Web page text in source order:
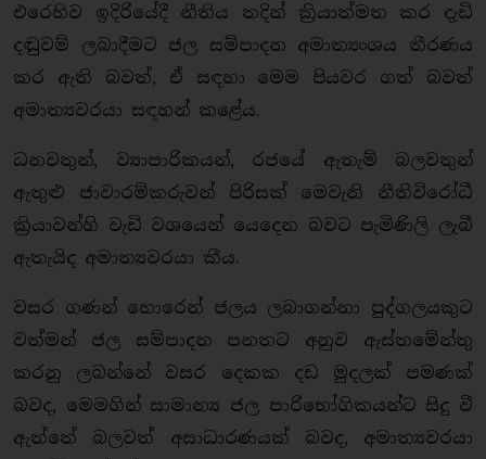
එරෙහිව ඉදිරියේදී නීතිය තදින් ක්‍රියාත්මත කර දැඩි
දඬුවම් ලබාදීමට ජල සම්පාදන අමාත්‍යංශය තීරණය
කර ඇති බවත්, ඒ සඳහා මෙම පියවර ගත් බවත්
අමාත්‍යවරයා සඳහන් කළේය.
ධනවතුන්, ව්‍යාපාරිකයන්, රජයේ ඇතැම් බලවතුන්
ඇතුළු ජාවාරම්කරුවන් පිරිසක් මෙවැනි නීතිවිරෝධී
ක්‍රියාවන්හි වැඩි වශයෙන් යෙදෙන බවට පැමිණිලි ලැබී
ඇතැයිද අමාත්‍යවරයා කීය.
වසර ගණන් හොරෙන් ජලය ලබාගන්නා පුද්ගලයකුට
වත්මන් ජල සම්පාදන පනතට අනුව ඇස්තමේන්තු
කරනු ලබන්නේ වසර දෙකක දඩ මුදලක් පමණක්
බවද, මෙමගින් සාමාන්‍ය ජල පාරිභෝගිකයන්ට සිදු වී
ඇත්තේ බලවත් අසාධාරණයක් බවද, අමාත්‍යවරයා